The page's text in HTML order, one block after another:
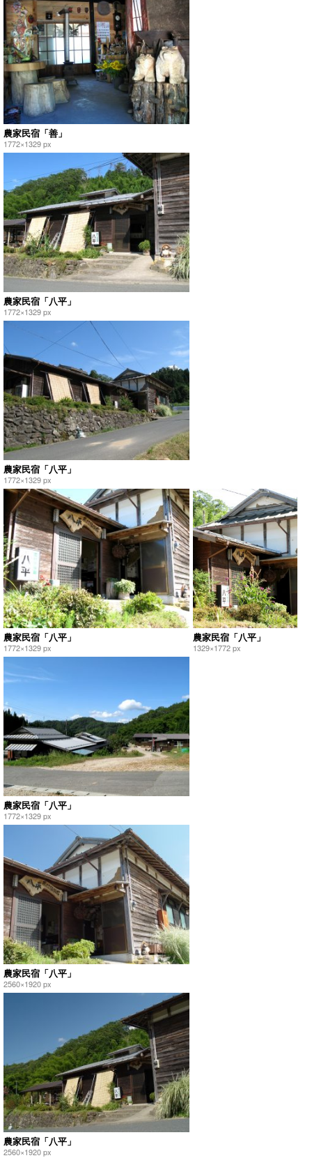
農家民宿「善」
1772×1329 px
農家民宿「八平」
1772×1329 px
農家民宿「八平」
1772×1329 px
農家民宿「八平」
1772×1329 px
農家民宿「八平」
1329×1772 px
農家民宿「八平」
1772×1329 px
農家民宿「八平」
2560×1920 px
農家民宿「八平」
2560×1920 px